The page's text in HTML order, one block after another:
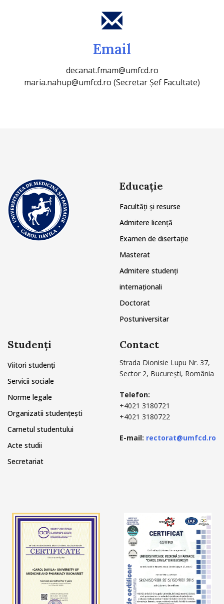
Email
decanat.fmam@umfcd.ro
maria.nahup@umfcd.ro (Secretar Șef Facultate)
Educație
Facultăți și resurse
Admitere licență
Examen de disertație
Masterat
Admitere studenți
internaționali
Doctorat
Postuniversitar
Studenți
Viitori studenți
Servicii sociale
Norme legale
Organizatii studențești
Carnetul studentului
Acte studii
Secretariat
Contact
Strada Dionisie Lupu Nr. 37,
Sector 2, București, România
Telefon:
+4021 3180721
+4021 3180722
E-mail: rectorat@umfcd.ro